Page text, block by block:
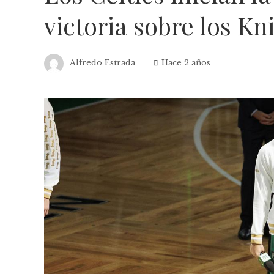
victoria sobre los
Alfredo Estrada Hace 2 años